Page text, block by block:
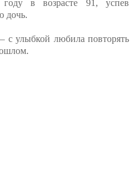
в возрасте 91, успев
дочь.
с улыбкой любила повторять